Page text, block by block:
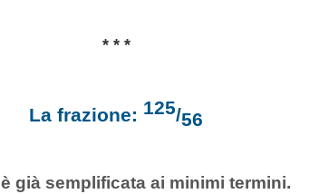
* * *
La frazione: 125/56
è già semplificata ai minimi termini.